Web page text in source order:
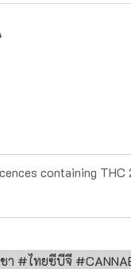
containing THC
#ไทยซีบีจี